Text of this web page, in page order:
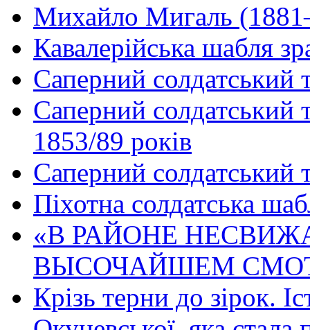
Михайло Мигаль
Кавалерійська шабля
Саперний солдатський
Саперний солдатський
1853/89 років
Саперний солдатський
Піхотна солдатська
«В РАЙОНЕ
ВЫСОЧАЙШЕМ
Крізь терни до зірок.